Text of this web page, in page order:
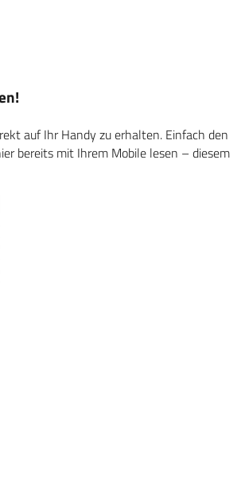
auf Ihr Handy zu erhalten. Einfach den
bereits mit Ihrem Mobile lesen – diesem